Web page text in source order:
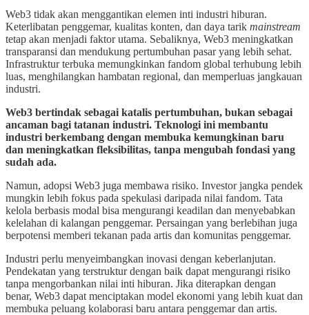
Web3 tidak akan menggantikan elemen inti industri hiburan.
Keterlibatan penggemar, kualitas konten, dan daya tarik mainstream
tetap akan menjadi faktor utama. Sebaliknya, Web3 meningkatkan
transparansi dan mendukung pertumbuhan pasar yang lebih sehat.
Infrastruktur terbuka memungkinkan fandom global terhubung lebih
luas, menghilangkan hambatan regional, dan memperluas jangkauan
industri.
Web3 bertindak sebagai katalis pertumbuhan, bukan sebagai
ancaman bagi tatanan industri. Teknologi ini membantu
industri berkembang dengan membuka kemungkinan baru
dan meningkatkan fleksibilitas, tanpa mengubah fondasi yang
sudah ada.
Namun, adopsi Web3 juga membawa risiko. Investor jangka pendek
mungkin lebih fokus pada spekulasi daripada nilai fandom. Tata
kelola berbasis modal bisa mengurangi keadilan dan menyebabkan
kelelahan di kalangan penggemar. Persaingan yang berlebihan juga
berpotensi memberi tekanan pada artis dan komunitas penggemar.
Industri perlu menyeimbangkan inovasi dengan keberlanjutan.
Pendekatan yang terstruktur dengan baik dapat mengurangi risiko
tanpa mengorbankan nilai inti hiburan. Jika diterapkan dengan
benar, Web3 dapat menciptakan model ekonomi yang lebih kuat dan
membuka peluang kolaborasi baru antara penggemar dan artis.